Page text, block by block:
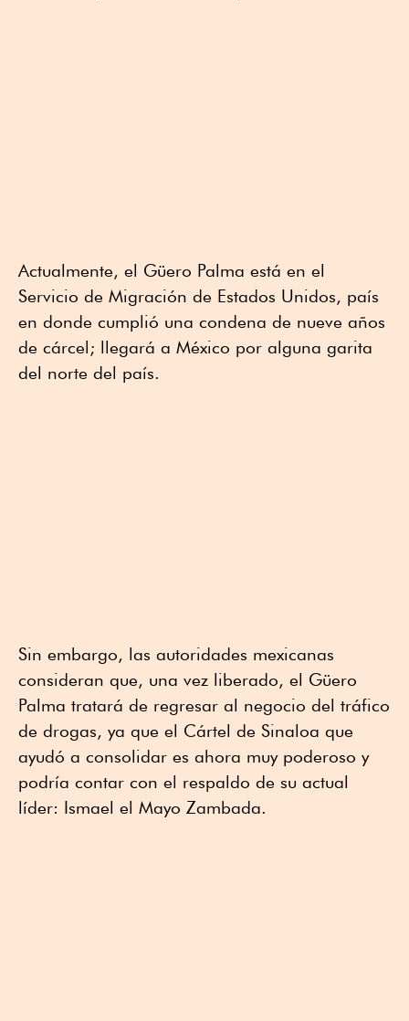
Actualmente, el Güero Palma está en el
Servicio de Migración de Estados Unidos, país
en donde cumplió una condena de nueve años
de cárcel; llegará a México por alguna garita
del norte del país.
Sin embargo, las autoridades mexicanas
consideran que, una vez liberado, el Güero
Palma tratará de regresar al negocio del tráfico
de drogas, ya que el Cártel de Sinaloa que
ayudó a consolidar es ahora muy poderoso y
podría contar con el respaldo de su actual
líder: Ismael el Mayo Zambada.